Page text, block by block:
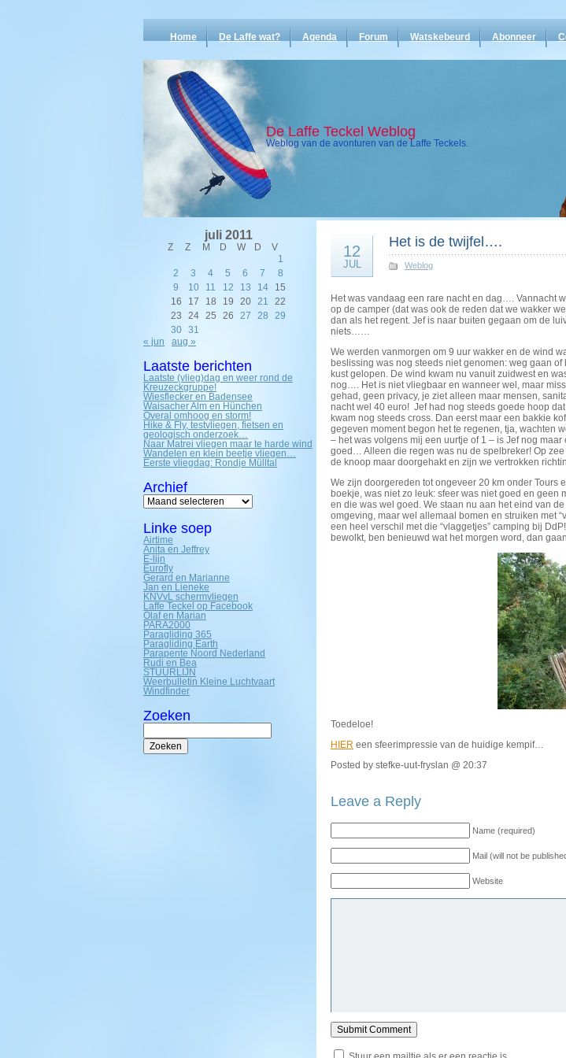
Home De Laffe wat? Agenda Forum Watskebeurd Abonneer
De Laffe Teckel Weblog
Weblog van de avonturen van de Laffe Teckels.
juli 2011
Z Z M D W D
V
1
2
3 4 5 6 7
8
9
10 11 12 13 14
15
16
17 18 19 20 21
22
23
24 25 26 27 28
29
30
31
« jun
aug »
Laatste berichten
Laatste (vlieg)dag en weer rond de
Kreuzeckgruppe!
Wiesflecker en Badensee
Waisacher Alm en Hünchen
Overal omhoog en storm!
Hike & Fly, testvliegen, fietsen en
geologisch onderzoek…
Naar Matrei vliegen maar te harde wind
Wandelen en klein beetje vliegen…
Eerste vliegdag: Rondje Mülltal
Archief
Archief
Linke soep
Airtime
Anita en Jeffrey
E-lijn
Eurofly
Gerard en Marianne
Jan en Lieneke
KNVvL schermvliegen
Laffe Teckel op Facebook
Olaf en Marian
PARA2000
Paragliding 365
Paragliding Earth
Parapente Noord Nederland
Rudi en Bea
STUURLIJN
Weerbulletin Kleine Luchtvaart
Windfinder
Zoeken
Zoeken
naar:
12
JUL
Het is de twijfel….
Weblog
Het was vandaag een rare nacht en dag…. Vannacht
op de camper (dat was ook de reden dat we wakker
dan als het regent. Jef is naar buiten gegaan om de
niets……
We werden vanmorgen om 9 uur wakker en de wind
beslissing was nog steeds niet genomen: weg gaan
kust gelopen. De wind kwam nu vanuit zuidwest en
nog…. Het is niet vliegbaar en wanneer wel, maar
gehad, geen privacy, je ziet alleen maar mensen,
nacht wel 40 euro! Jef had nog steeds goede hoop
kwam nog steeds cross. Dan eerst maar een bakkie
gegeven moment begon het te regenen, tja, wachten
– het was volgens mij een uurtje of 1 – is Jef nog
goed… Alleen die regen was nu de spelbreker! Op
de knoop maar doorgehakt en zijn we vertrokken
We zijn doorgereden tot ongeveer 20 km onder Tours
boekje, was niet zo leuk: sfeer was niet goed en
en die was wel goed. We staan nu aan het eind van
omgeving, maar wel allemaal bomen en struiken met
een heel verschil met die “vlaggetjes” camping bij
bewolkt, ben benieuwd wat het morgen word, dan
Toedeloe!
HIER een sfeerimpressie van de huidige kempif…
Posted by stefke-uut-fryslan @ 20:37
Leave a Reply
Name (required)
Mail (will not be
Website